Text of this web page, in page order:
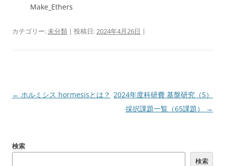
Make_Ethers
カテゴリー:未分類 | 投稿日:2024年4月26日 |
投
ゲ
← ホルミシス hormesisとは？ 2024年度科研費 基盤研究（S）
採択課題一覧（65課題）
→
検索
検索